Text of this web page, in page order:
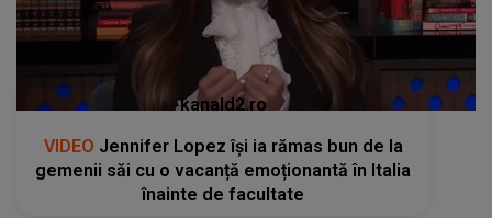
kanald2.ro
VIDEO Jennifer Lopez își ia rămas bun de la
gemenii săi cu o vacanță emoționantă în Italia
înainte de facultate